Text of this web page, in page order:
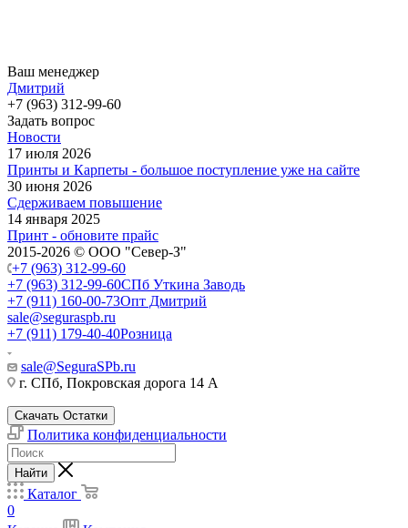
Ваш менеджер
Дмитрий
+7 (963) 312-99-60
Задать вопрос
Новости
17 июля 2026
Принты и Карпеты - большое поступление уже на сайте
30 июня 2026
Сдерживаем повышение
14 января 2025
Принт - обновите прайс
2015-2026 © ООО "Север-З"
+7 (963) 312-99-60
+7 (963) 312-99-60СПб Уткина Заводь
+7 (911) 160-00-73Опт Дмитрий
sale@seguraspb.ru
+7 (911) 179-40-40Розница
sale@SeguraSPb.ru
г. СПб, Покровская дорога 14 А
Скачать Остатки
Политика конфиденциальности
Найти
Каталог
0